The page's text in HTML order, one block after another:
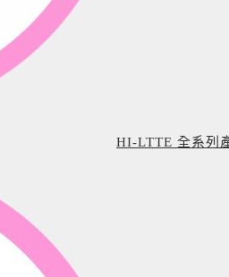
HI-LTTE 全系列